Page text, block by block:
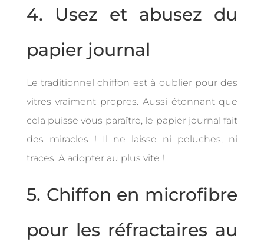
4. Usez et abusez du
papier journal
Le traditionnel chiffon est à oublier pour des
vitres vraiment propres. Aussi étonnant que
cela puisse vous paraître, le papier journal fait
des miracles ! Il ne laisse ni peluches, ni
traces. A adopter au plus vite !
5. Chiffon en microfibre
pour les réfractaires au